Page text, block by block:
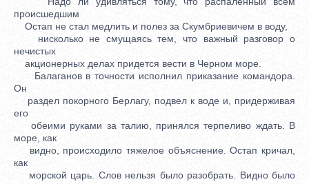
происшедшим
Остап не стал медлить и полез за Скумбриевичем в воду,
нисколько не смущаясь тем, что важный разговор о
нечистых
акционерных делах придется вести в Черном море.
Балаганов в точности исполнил приказание командора.
Он
раздел покорного Берлагу, подвел к воде и, придерживая
его
обеими руками за талию, принялся терпеливо ждать. В
море, как
видно, происходило тяжелое объяснение. Остап кричал,
как
морской царь. Слов нельзя было разобрать. Видно было